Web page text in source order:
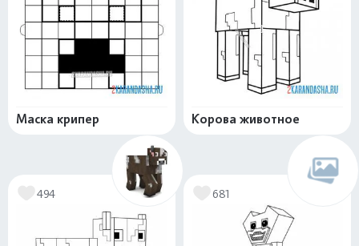
Маска крипер Корова животное
494 681